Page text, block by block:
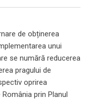
de obținerea
unui
se numără reducerea
pragului de
oprirea
prin Planul